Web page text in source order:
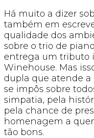
Há muito a dizer
também em
qualidade dos
sobre o trio de
entrega um tributo
Winehouse. Mas
dupla que atende a
se impôs sobre
simpatia, pela
pela chance de
homenagem a
tão bons.